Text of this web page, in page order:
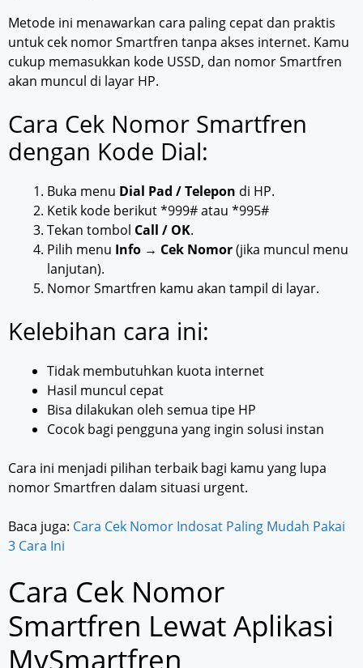
Metode ini menawarkan cara paling cepat dan praktis
untuk cek nomor Smartfren tanpa akses internet. Kamu
cukup memasukkan kode USSD, dan nomor Smartfren
akan muncul di layar HP.
Cara Cek Nomor Smartfren
dengan Kode Dial:
Buka menu Dial Pad / Telepon di HP.
Ketik kode berikut *999# atau *995#
Tekan tombol Call / OK.
Pilih menu Info → Cek Nomor(jika muncul menu
lanjutan).
Nomor Smartfren kamu akan tampil di layar.
Kelebihan cara ini:
Tidak membutuhkan kuota internet
Hasil muncul cepat
Bisa dilakukan oleh semua tipe HP
Cocok bagi pengguna yang ingin solusi instan
Cara ini menjadi pilihan terbaik bagi kamu yang lupa
nomor Smartfren dalam situasi urgent.
Baca juga: Cara Cek Nomor Indosat Paling Mudah Pakai
3 Cara Ini
Cara Cek Nomor
Smartfren Lewat Aplikasi
MySmartfren